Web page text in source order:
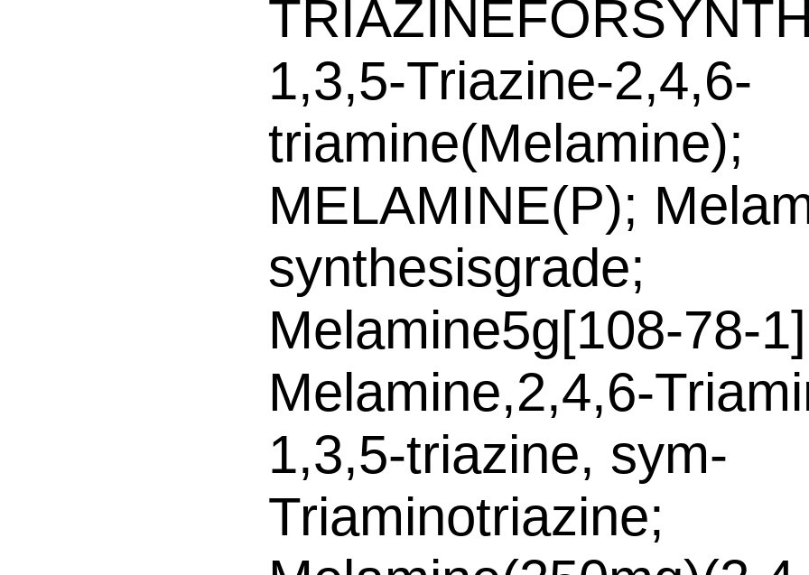
1,3,5-Triazine-2,4,6-
triamine(Melamine);
MELAMINE(P);
synthesisgrade;
Melamine5g[108-78-
Melamine,2,4,6-
1,3,5-triazine, sym-
Triaminotriazine;